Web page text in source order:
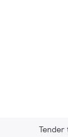
Tender